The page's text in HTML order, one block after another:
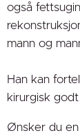
også
mann og
Han kan
kirurgisk
Ønsker du en